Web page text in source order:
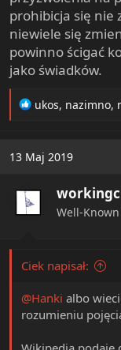
prohibicja się nie
niewiele się
powinno ścigać
jako świadków.
R
t
o
n
ukos, nazimno,
13 Maj 2019
Well-
Ciek napisał:
@Hanki albo
rozumieniu